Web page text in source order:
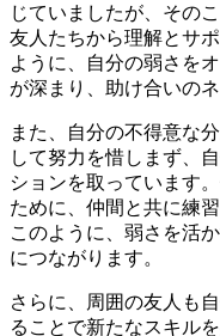
じていましたが、その
友人たちから理解とサ
ように、自分の弱さを
が深まり、助け合いの
また、自分の不得意な
して努力を惜しまず、
ションを取っています
ために、仲間と共に練
このように、弱さを活
につながります。
さらに、周囲の友人も
ることで新たなスキル